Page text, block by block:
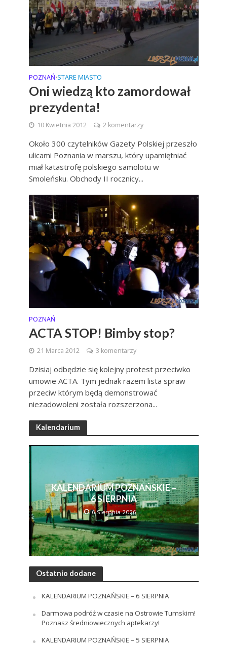
POZNAŃ•STARE MIASTO
Oni wiedzą kto zamordował
prezydenta!
10 Kwietnia 2012 2 komentarzy
Około 300 czytelników Gazety Polskiej przeszło
ulicami Poznania w marszu, który upamiętniać
miał katastrofę polskiego samolotu w
Smoleńsku. Obchody II rocznicy...
POZNAŃ
ACTA STOP! Bimby stop?
21 Marca 2012 3 komentarzy
Dzisiaj odbędzie się kolejny protest przeciwko
umowie ACTA. Tym jednak razem lista spraw
przeciw którym będą demonstrować
niezadowoleni została rozszerzona...
Kalendarium
KALENDARIUM POZNAŃSKIE –
6 SIERPNIA
6 Sierpnia 2026
Ostatnio dodane
KALENDARIUM POZNAŃSKIE – 6 SIERPNIA
Darmowa podróż w czasie na Ostrowie Tumskim!
Poznasz średniowiecznych aptekarzy!
KALENDARIUM POZNAŃSKIE – 5 SIERPNIA